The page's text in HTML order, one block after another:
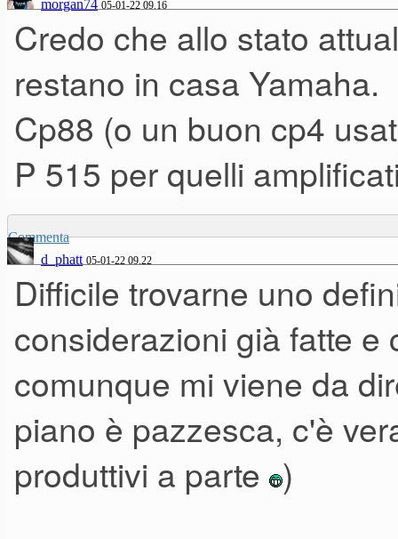
dei pianoforti proposti da
sempre usare pianoforti
a livello di realismo per uso
Altro punto importante il
spostare, magari per una
sopportano, pur di avere un
settimana... meno (?)
morgan74 05-01-22 09.16
Credo che allo stato
restano in casa Yamaha.
Cp88 (o un buon cp4
P 515 per quelli
Commenta
d_phatt 05-01-22 09.22
Difficile trovarne uno
considerazioni già fatte
comunque mi viene da
piano è pazzesca, c'è
produttivi a parte )